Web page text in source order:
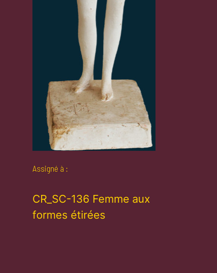
Assigné à :
CR_SC-136 Femme aux
formes étirées